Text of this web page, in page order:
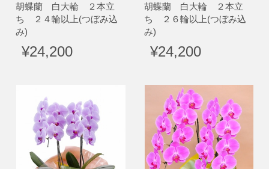
胡蝶蘭 白大輪 ２本立
ち ２４輪以上(つぼみ込
み)
¥24,200
胡蝶蘭 白大輪 ２本立
ち ２６輪以上(つぼみ込
み)
¥24,200